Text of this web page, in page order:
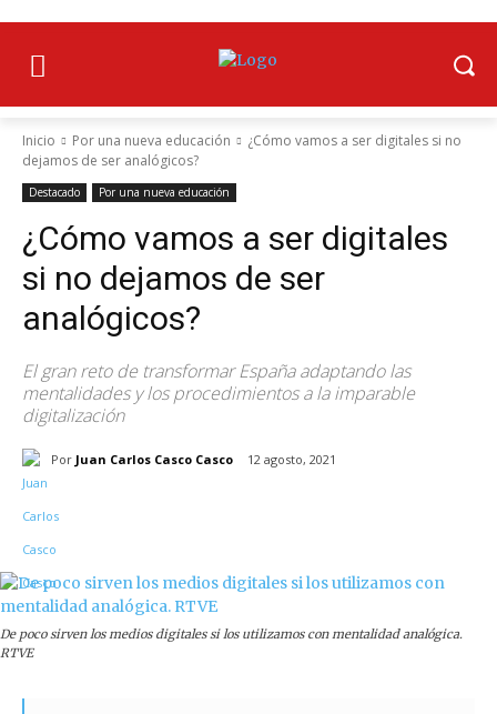
Inicio Por una nueva educación
¿Cómo vamos a ser digitales si no
dejamos de ser analógicos?
Destacado Por una nueva educación
¿Cómo vamos a ser digitales
si no dejamos de ser
analógicos?
El gran reto de transformar España adaptando las
mentalidades y los procedimientos a la imparable
digitalización
Por Juan Carlos Casco Casco 12 agosto, 2021
De poco sirven los medios digitales si los utilizamos con mentalidad analógica.
RTVE